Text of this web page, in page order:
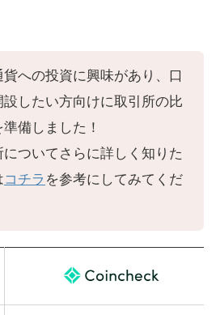
貨への投資に興味があり、口
設したい方向けに取引所の比
備しました！
についてさらに詳しく知りた
コチラ を参考にしてみてくだ